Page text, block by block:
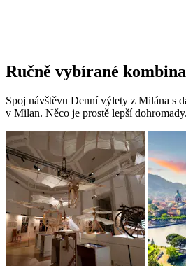
Ručně vybírané
Spoj návštěvu Denní výlety z Milána s
v Milan. Něco je prostě lepší dohromady.